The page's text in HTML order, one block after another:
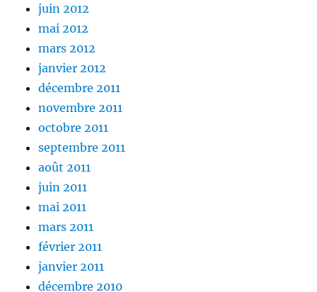
juin 2012
mai 2012
mars 2012
janvier 2012
décembre 2011
novembre 2011
octobre 2011
septembre 2011
août 2011
juin 2011
mai 2011
mars 2011
février 2011
janvier 2011
décembre 2010